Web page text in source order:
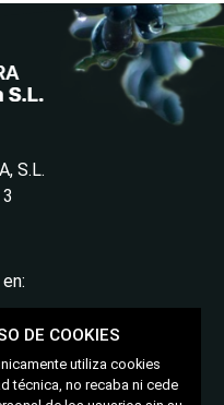
S.L.
DE COOKIES
utiliza cookies
técnica, no recaba ni cede